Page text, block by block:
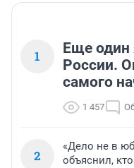
1
Еще один
России.
самого
1 457
2
«Дело не в
объяснил,